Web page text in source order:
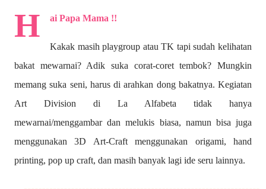
H ai Papa Mama !!
Kakak masih playgroup atau TK tapi sudah kelihatan
bakat mewarnai? Adik suka corat-coret tembok? Mungkin
memang suka seni, harus di arahkan dong bakatnya. Kegiatan
Art Division di La Alfabeta tidak hanya
mewarnai/menggambar dan melukis biasa, namun bisa juga
menggunakan 3D Art-Craft menggunakan origami, hand
printing, pop up craft, dan masih banyak lagi ide seru lainnya.